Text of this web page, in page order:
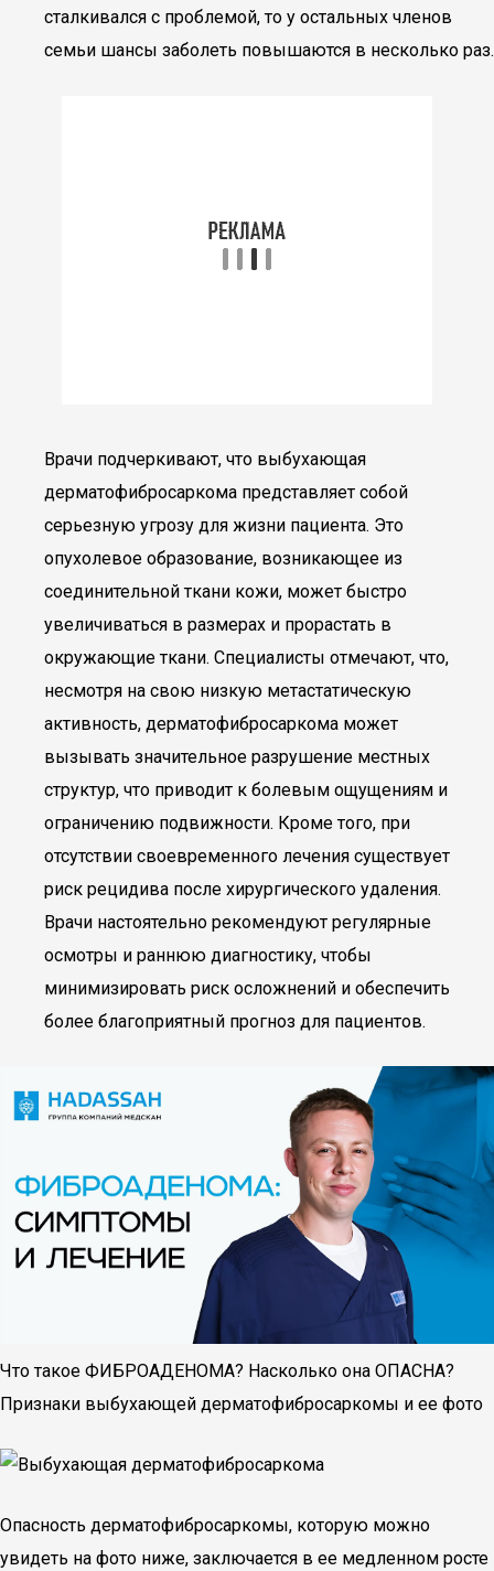
сталкивался с проблемой, то у остальных членов
семьи шансы заболеть повышаются в несколько раз.
Врачи подчеркивают, что выбухающая
дерматофибросаркома представляет собой
серьезную угрозу для жизни пациента. Это
опухолевое образование, возникающее из
соединительной ткани кожи, может быстро
увеличиваться в размерах и прорастать в
окружающие ткани. Специалисты отмечают, что,
несмотря на свою низкую метастатическую
активность, дерматофибросаркома может
вызывать значительное разрушение местных
структур, что приводит к болевым ощущениям и
ограничению подвижности. Кроме того, при
отсутствии своевременного лечения существует
риск рецидива после хирургического удаления.
Врачи настоятельно рекомендуют регулярные
осмотры и раннюю диагностику, чтобы
минимизировать риск осложнений и обеспечить
более благоприятный прогноз для пациентов.
Что такое ФИБРОАДЕНОМА? Насколько она ОПАСНА?
Признаки выбухающей дерматофибросаркомы и ее фото
Опасность дерматофибросаркомы, которую можно
увидеть на фото ниже, заключается в ее медленном росте